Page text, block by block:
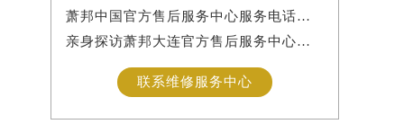
萧邦中国官方售后服务中心服务电话及24小时详细地址实地考察报告_多信源验证（2026年7月最新）
亲身探访萧邦大连官方售后服务中心｜服务热线及办公地址（2026年7月最新）
联系维修服务中心